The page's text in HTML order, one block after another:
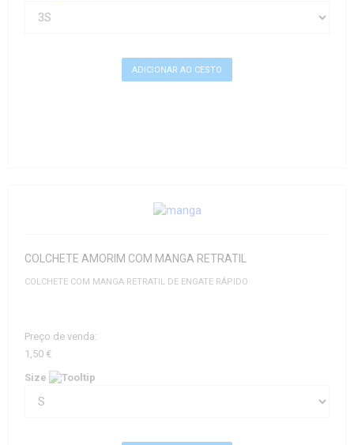
COLCHETE AMORIM COM MANGA RETRATIL
COLCHETE COM MANGA RETRATIL DE ENGATE RÁPIDO
Preço de venda:
1,50 €
Size